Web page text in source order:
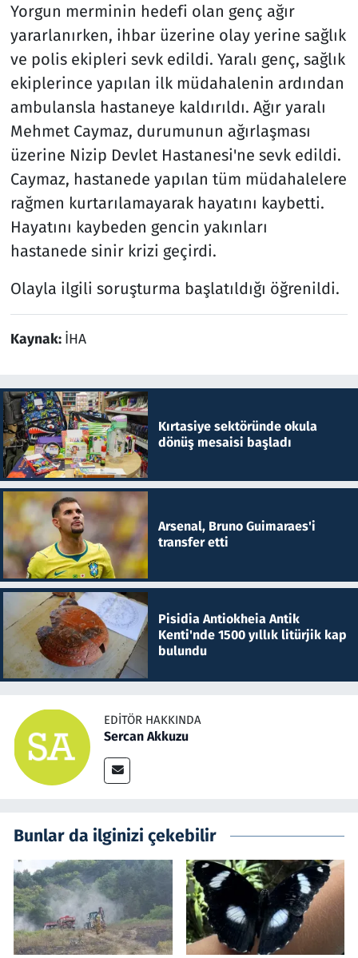
Yorgun merminin hedefi olan genç ağır
yararlanırken, ihbar üzerine olay yerine sağlık
ve polis ekipleri sevk edildi. Yaralı genç, sağlık
ekiplerince yapılan ilk müdahalenin ardından
ambulansla hastaneye kaldırıldı. Ağır yaralı
Mehmet Caymaz, durumunun ağırlaşması
üzerine Nizip Devlet Hastanesi'ne sevk edildi.
Caymaz, hastanede yapılan tüm müdahalelere
rağmen kurtarılamayarak hayatını kaybetti.
Hayatını kaybeden gencin yakınları
hastanede sinir krizi geçirdi.
Olayla ilgili soruşturma başlatıldığı öğrenildi.
Kaynak: İHA
Kırtasiye sektöründe okula
dönüş mesaisi başladı
Arsenal, Bruno Guimaraes'i
transfer etti
Pisidia Antiokheia Antik
Kenti'nde 1500 yıllık litürjik kap
bulundu
EDITÖR HAKKINDA
Sercan Akkuzu
Bunlar da ilginizi çekebilir